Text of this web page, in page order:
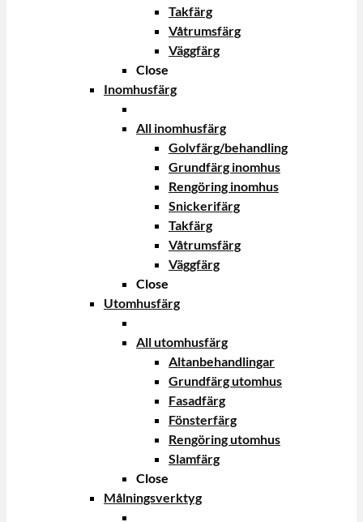
Takfärg
Våtrumsfärg
Väggfärg
Close
Inomhusfärg
All inomhusfärg
Golvfärg/behandling
Grundfärg inomhus
Rengöring inomhus
Snickerifärg
Takfärg
Våtrumsfärg
Väggfärg
Close
Utomhusfärg
All utomhusfärg
Altanbehandlingar
Grundfärg utomhus
Fasadfärg
Fönsterfärg
Rengöring utomhus
Slamfärg
Close
Målningsverktyg